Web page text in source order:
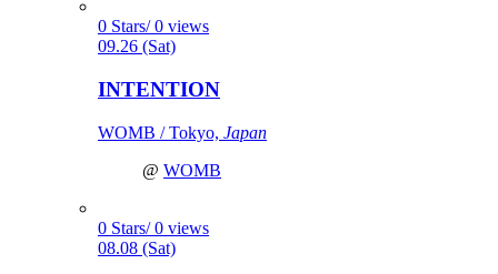
0 Stars/ 0 views
09.26 (Sat)
INTENTION
WOMB / Tokyo, Japan
@ WOMB
0 Stars/ 0 views
08.08 (Sat)